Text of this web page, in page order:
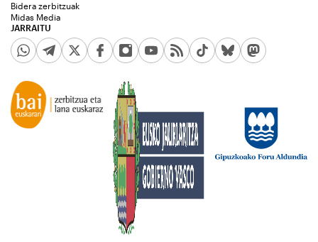
JARRAITU
Bidera zerbitzuak
Midas Media